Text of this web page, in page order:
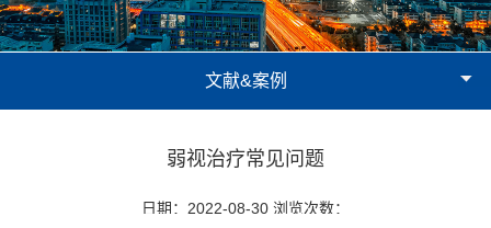
视
斜
文献&案例
弱视治疗常见问题
日期：2022-08-30 浏览次数：